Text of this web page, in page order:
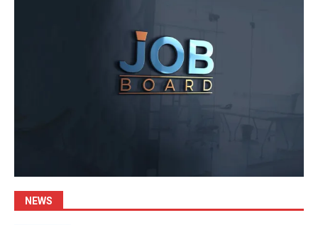
NEWS